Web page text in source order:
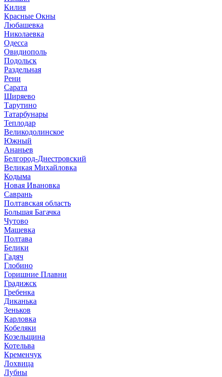
Килия
Красные Окны
Любашевка
Николаевка
Одесса
Овидиополь
Подольск
Раздельная
Рени
Сарата
Ширяево
Тарутино
Татарбунары
Теплодар
Великодолинское
Южный
Ананьев
Белгород-Днестровский
Великая Михайловка
Кодыма
Новая Ивановка
Саврань
Полтавская область
Большая Багачка
Чутово
Машевка
Полтава
Белики
Гадяч
Глобино
Горишние Плавни
Градижск
Гребенка
Диканька
Зеньков
Карловка
Кобеляки
Козельщина
Котельва
Кременчук
Лохвица
Лубны